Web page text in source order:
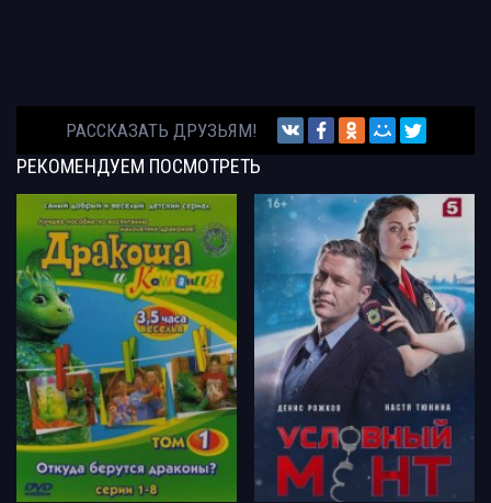
РАССКАЗАТЬ ДРУЗЬЯМ!
РЕКОМЕНДУЕМ ПОСМОТРЕТЬ